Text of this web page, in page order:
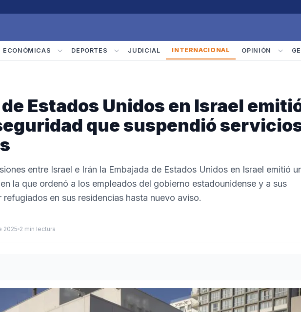
ECONÓMICAS DEPORTES JUDICIAL INTERNACIONAL OPINIÓN
Estados Unidos en Israel
que suspendió
entre Israel e Irán la Embajada de Estados Unidos en Israel emitió
la que ordenó a los empleados del gobierno estadounidense y a sus
refugiados en sus residencias hasta nuevo aviso.
2025 2 min lectura